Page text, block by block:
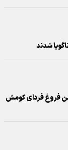
فروغ فردای کومش